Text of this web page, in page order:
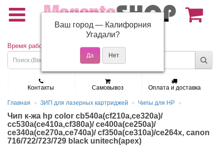
(495) 150-01-37
Время работы: Пн - Пт 9:30 - 19:00
Контакты Самовывоз Оплата и доставка
Главная ЗИП для лазерных картриджей Чипы для HP
Чип к-жа hp color cb540a(cf210a,ce320a)/
cc530a(ce410a,cf380a)/ ce400a(ce250a)/
ce340a(ce270a,ce740a)/ cf350a(ce310a)/ce264x, canon
716/722/723/729 black unitech(apex)
Ваш город — Калифорния
Угадали?